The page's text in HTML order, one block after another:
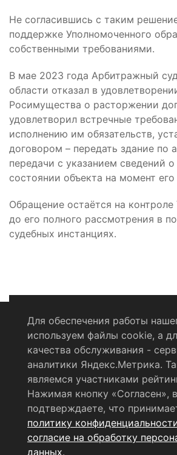
Не согласившись с таким
поддержке Уполномоченного
собственными требованиями.
В мае 2023 года Арбитражный
области отказал в
Росимущества о расторжении
удовлетворил встречные
исполнению им обязательств,
договором – передать здание по
передачи с указанием сведений
состоянии объекта на момент
Обращение остаётся на контроле
до его полного рассмотрения в
судебных инстанциях.
Политика
Согласие на обработку
RSS-лента
© 2004 - 2026 Сетевое издание
Свидетельство о
Для обеспечения работы
используем файлы cookie, а
качества обслуживания -
аналитики Яндекс.Метрика.
являемся участниками
Нажимая кнопку «Согласен»,
подтверждаете, что
политику
согласие на обработку
данных.